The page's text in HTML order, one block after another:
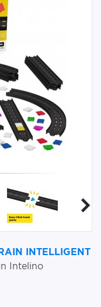
INTELLIGENT
Intelino